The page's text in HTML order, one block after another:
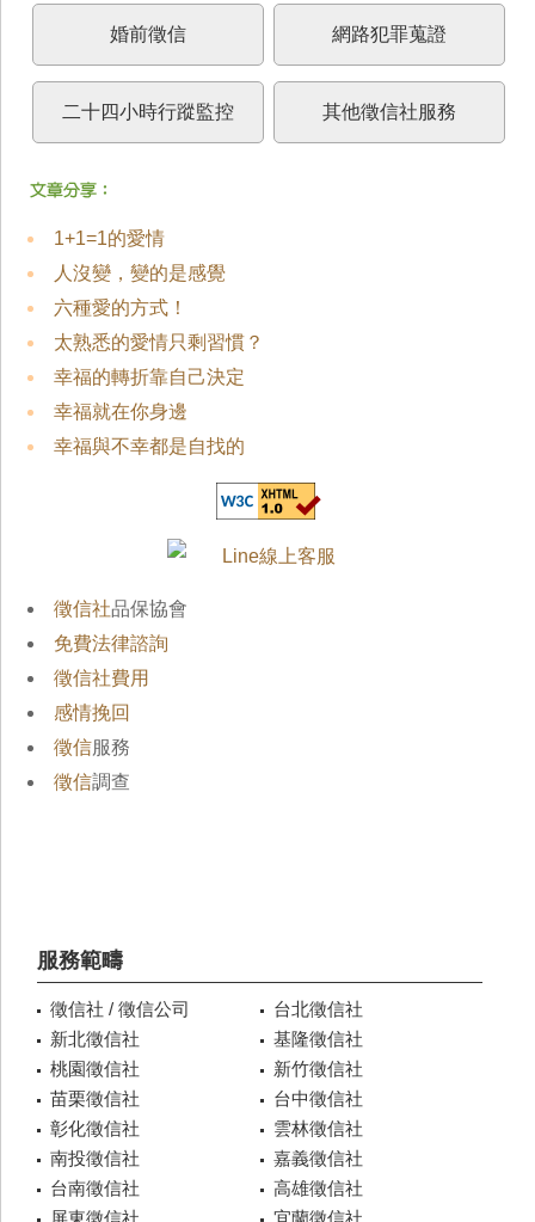
婚前徵信 網路犯罪蒐證
二十四小時行蹤監控 其他徵信社服務
1+1=1的愛情
人沒變，變的是感覺
六種愛的方式！
太熟悉的愛情只剩習慣？
幸福的轉折靠自己決定
幸福就在你身邊
幸福與不幸都是自找的
徵信社品保協會
免費法律諮詢
徵信社費用
感情挽回
徵信服務
徵信調查
服務範疇
徵信社 / 徵信公司
台北徵信社
新北徵信社
基隆徵信社
桃園徵信社
新竹徵信社
苗栗徵信社
台中徵信社
彰化徵信社
雲林徵信社
南投徵信社
嘉義徵信社
台南徵信社
高雄徵信社